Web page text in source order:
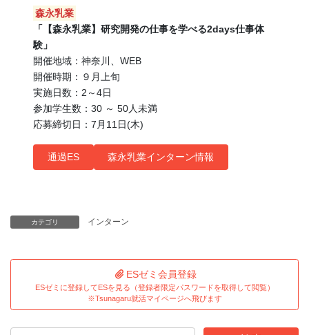
森永乳業
「【森永乳業】研究開発の仕事を学べる2days仕事体
験」
開催地域：神奈川、WEB
開催時期：９月上旬
実施日数：2～4日
参加学生数：30 ～ 50人未満
応募締切日：7月11日(木)
通過ES 森永乳業インターン情報
カテゴリ インターン
ESゼミ会員登録
ESゼミに登録してESを見る（登録者限定パスワードを取得して閲覧）
※Tsunagaru就活マイページへ飛びます